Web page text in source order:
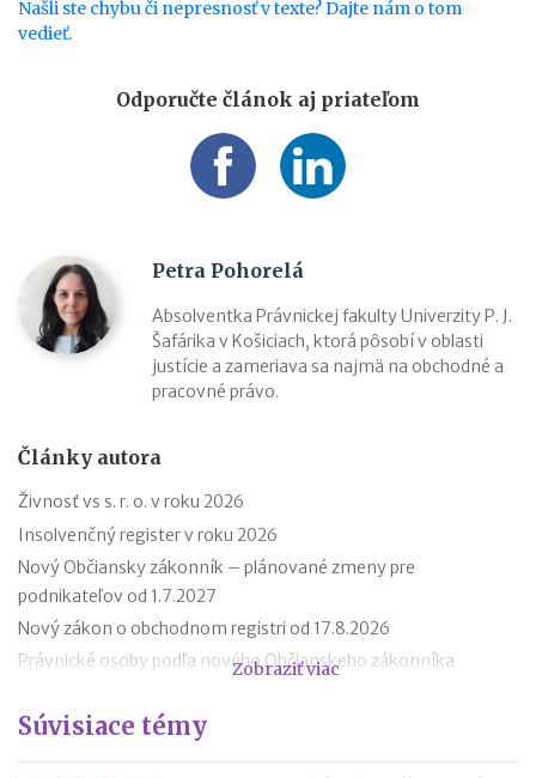
Našli ste chybu či nepresnosť v texte? Dajte nám o tom
vedieť.
Odporučte článok aj priateľom
Petra Pohorelá
Absolventka Právnickej fakulty Univerzity P. J.
Šafárika v Košiciach, ktorá pôsobí v oblasti
justície a zameriava sa najmä na obchodné a
pracovné právo.
Články autora
Živnosť vs s. r. o. v roku 2026
Insolvenčný register v roku 2026
Nový Občiansky zákonník – plánované zmeny pre
podnikateľov od 1.7.2027
Nový zákon o obchodnom registri od 17.8.2026
Právnické osoby podľa nového Občianskeho zákonníka
Štátni zamestnanci môžu od 1. októbra 2025 podnikať
Novela zákona o ochrane spotrebiteľa účinná od roku 2026
Zobraziť viac
Súvisiace témy